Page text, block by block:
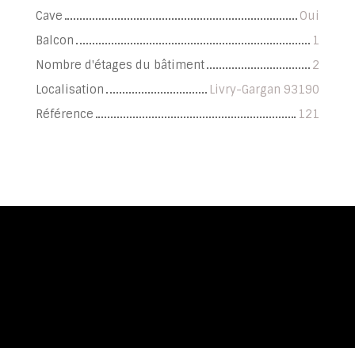
Cave
Oui
Balcon
1
Nombre d'étages du bâtiment
2
Localisation
Livry-Gargan 93190
Référence
121